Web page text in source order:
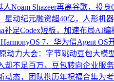
人Noam Shazeer再离谷歌，投
星动纪元融资超40亿，人形机
补足Codex短板，加速布局AI
7，华为借Agent OS
动力大会：字节跳动豆包大模
却不足百万，豆包转向企业服
动态，团队携历年祝福合集为